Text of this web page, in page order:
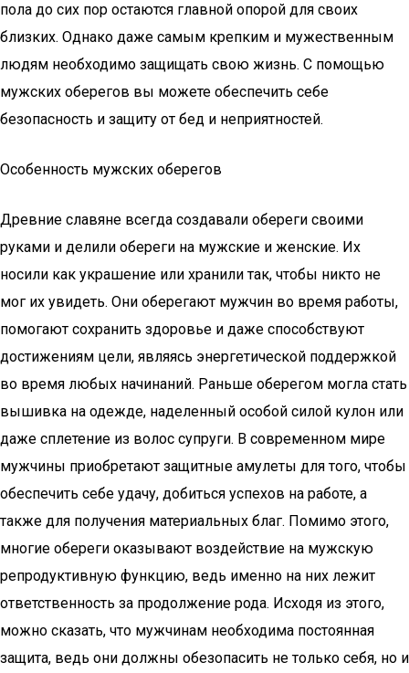
пола до сих пор остаются главной опорой для своих
близких. Однако даже самым крепким и мужественным
людям необходимо защищать свою жизнь. С помощью
мужских оберегов вы можете обеспечить себе
безопасность и защиту от бед и неприятностей.
Особенность мужских оберегов
Древние славяне всегда создавали обереги своими
руками и делили обереги на мужские и женские. Их
носили как украшение или хранили так, чтобы никто не
мог их увидеть. Они оберегают мужчин во время работы,
помогают сохранить здоровье и даже способствуют
достижениям цели, являясь энергетической поддержкой
во время любых начинаний. Раньше оберегом могла стать
вышивка на одежде, наделенный особой силой кулон или
даже сплетение из волос супруги. В современном мире
мужчины приобретают защитные амулеты для того, чтобы
обеспечить себе удачу, добиться успехов на работе, а
также для получения материальных благ. Помимо этого,
многие обереги оказывают воздействие на мужскую
репродуктивную функцию, ведь именно на них лежит
ответственность за продолжение рода. Исходя из этого,
можно сказать, что мужчинам необходима постоянная
защита, ведь они должны обезопасить не только себя, но и